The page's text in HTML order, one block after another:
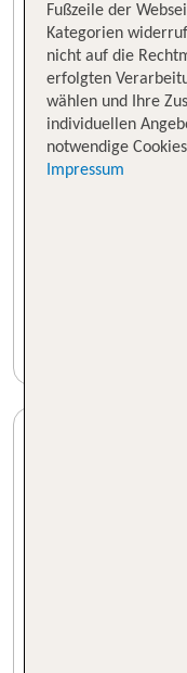
Fußzeile der
Kategorien
nicht auf die
erfolgten
wählen und Ihre
individuellen
notwendige
Impressum